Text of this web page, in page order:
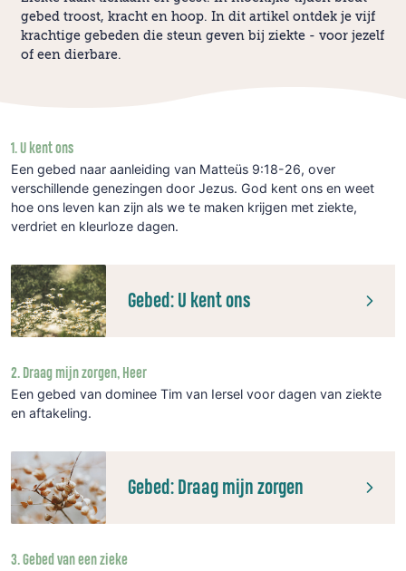
gebed troost, kracht en hoop. In dit artikel ontdek je vijf
krachtige gebeden die steun geven bij ziekte - voor jezelf
of een dierbare.
1. U kent ons
Een gebed naar aanleiding van Matteüs 9:18-26, over
verschillende genezingen door Jezus. God kent ons en weet
hoe ons leven kan zijn als we te maken krijgen met ziekte,
verdriet en kleurloze dagen.
Gebed: U kent ons
2. Draag mijn zorgen, Heer
Een gebed van dominee Tim van Iersel voor dagen van ziekte
en aftakeling.
Gebed: Draag mijn zorgen
3. Gebed van een zieke